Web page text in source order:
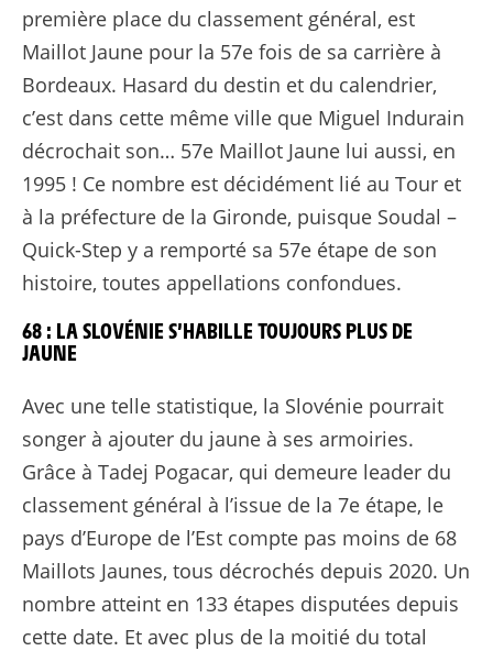
première place du classement général, est
Maillot Jaune pour la 57e fois de sa carrière à
Bordeaux. Hasard du destin et du calendrier,
c’est dans cette même ville que Miguel Indurain
décrochait son… 57e Maillot Jaune lui aussi, en
1995 ! Ce nombre est décidément lié au Tour et
à la préfecture de la Gironde, puisque Soudal –
Quick-Step y a remporté sa 57e étape de son
histoire, toutes appellations confondues.
68 : LA SLOVÉNIE S’HABILLE TOUJOURS PLUS DE
JAUNE
Avec une telle statistique, la Slovénie pourrait
songer à ajouter du jaune à ses armoiries.
Grâce à Tadej Pogacar, qui demeure leader du
classement général à l’issue de la 7e étape, le
pays d’Europe de l’Est compte pas moins de 68
Maillots Jaunes, tous décrochés depuis 2020. Un
nombre atteint en 133 étapes disputées depuis
cette date. Et avec plus de la moitié du total